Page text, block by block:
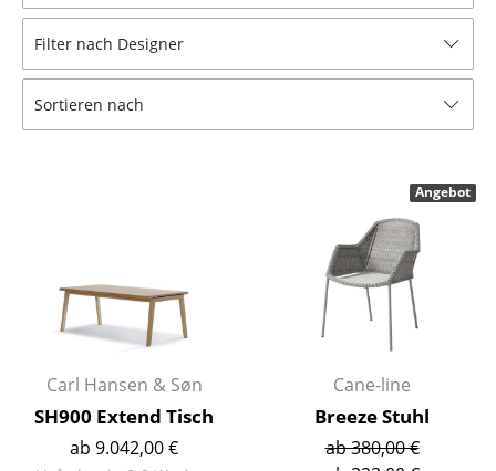
Bänke & Liegen
Sitzsäcke
Bürodrehstühle
Konferenzstühle
Bürosessel
Einzelteile
Filter nach Designer
Sortieren nach
Carl Hansen & Søn
SH900 Extend Tisch
ab 9.042,00 €
Cane-line
Breeze Stuhl
ab 380,00 €
Angebot